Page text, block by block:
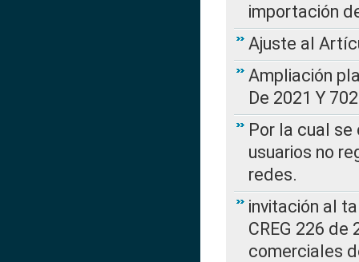
importación
Ajuste al
Ampliación
De 2021 Y
Por la cual
usuarios no
redes.
invitación al
CREG 226
comerciales